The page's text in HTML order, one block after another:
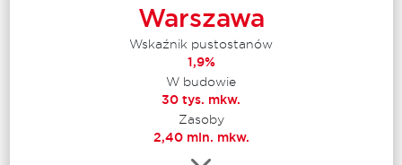
Warszawa
Wskaźnik pustostanów
1,9%
W budowie
30 tys. mkw.
Zasoby
2,40 mln. mkw.